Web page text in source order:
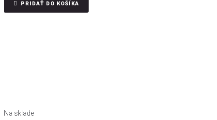
PRIDAŤ DO KOŠÍKA
Na sklade